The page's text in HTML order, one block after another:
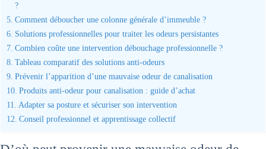
?
Comment déboucher une colonne générale d’immeuble ?
Solutions professionnelles pour traiter les odeurs persistantes
Combien coûte une intervention débouchage professionnelle ?
Tableau comparatif des solutions anti-odeurs
Prévenir l’apparition d’une mauvaise odeur de canalisation
Produits anti-odeur pour canalisation : guide d’achat
Adapter sa posture et sécuriser son intervention
Conseil professionnel et apprentissage collectif